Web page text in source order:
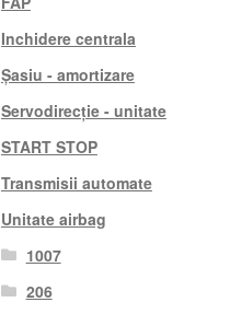
Inchidere centrala
Șasiu - amortizare
Servodirecție - unitate
START STOP
Transmisii automate
Unitate airbag
1007
206